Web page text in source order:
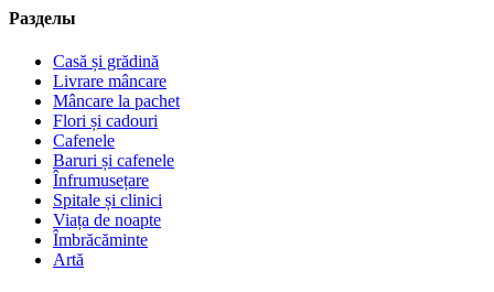
Разделы
Casă și grădină
Livrare mâncare
Mâncare la pachet
Flori și cadouri
Cafenele
Baruri și cafenele
Înfrumusețare
Spitale și clinici
Viața de noapte
Îmbrăcăminte
Artă